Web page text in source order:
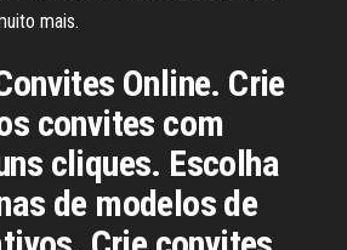
mais.
Online. Crie
convites com
cliques. Escolha
de modelos de